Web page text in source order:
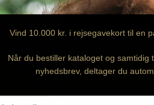
Vind 10.000 kr. i rejsegavekort til en
Når du bestiller kataloget og samtidig
nyhedsbrev, deltager du